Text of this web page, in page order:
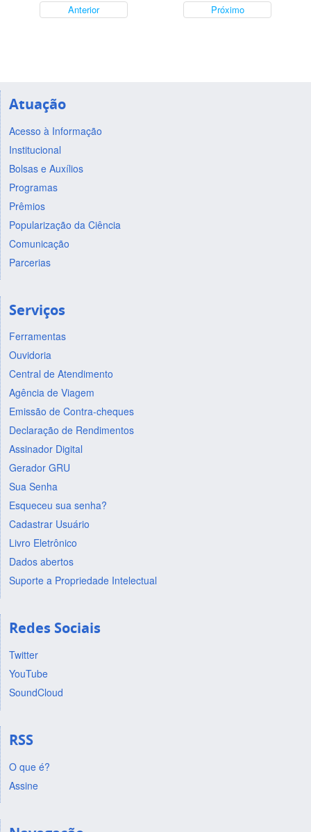
Anterior Próximo
Atuação
Acesso à Informação
Institucional
Bolsas e Auxílios
Programas
Prêmios
Popularização da Ciência
Comunicação
Parcerias
Serviços
Ferramentas
Ouvidoria
Central de Atendimento
Agência de Viagem
Emissão de Contra-cheques
Declaração de Rendimentos
Assinador Digital
Gerador GRU
Sua Senha
Esqueceu sua senha?
Cadastrar Usuário
Livro Eletrônico
Dados abertos
Suporte a Propriedade Intelectual
Redes Sociais
Twitter
YouTube
SoundCloud
RSS
O que é?
Assine